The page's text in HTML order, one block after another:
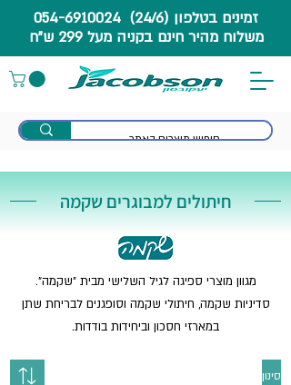
זמינים בטלפון (24/6) 054-6910024
משלוח מהיר חינם בקניה מעל 299 ש"ח
חיתולים למבוגרים שקמה
מגוון מוצרי ספיגה לגיל השלישי מבית "שקמה".
סדיניות שקמה, חיתולי שקמה וסופגנים לבריחת שתן
במארזי חסכון וביחידות בודדות.
סינון